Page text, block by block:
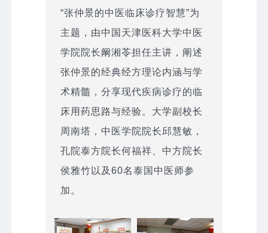
“张仲景的中医临床诊疗智慧”为
主题，由中国天津医科大学中医
学院院长阚湘苓担任主讲，阐述
张仲景的经典经方理论内涵与学
术精髓，分享现代疾病诊疗的临
床用药思路与经验。大学副校长
周南塔，中医学院院长邱慧敏，
孔院泰方院长何福祥、中方院长
侯雅竹以及60名泰国中医师参
加。